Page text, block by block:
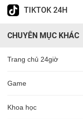
TIKTOK 24H
CHUYÊN MỤC KHÁC
Trang chủ 24giờ
Game
Khoa học